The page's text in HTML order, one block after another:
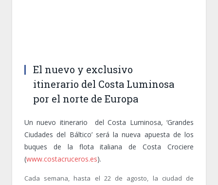
El nuevo y exclusivo
itinerario del Costa Luminosa
por el norte de Europa
Un nuevo itinerario del Costa Luminosa, ‘Grandes
Ciudades del Báltico’ será la nueva apuesta de los
buques de la flota italiana de Costa Crociere
(www.costacruceros.es).
Cada semana, hasta el 22 de agosto, la ciudad de